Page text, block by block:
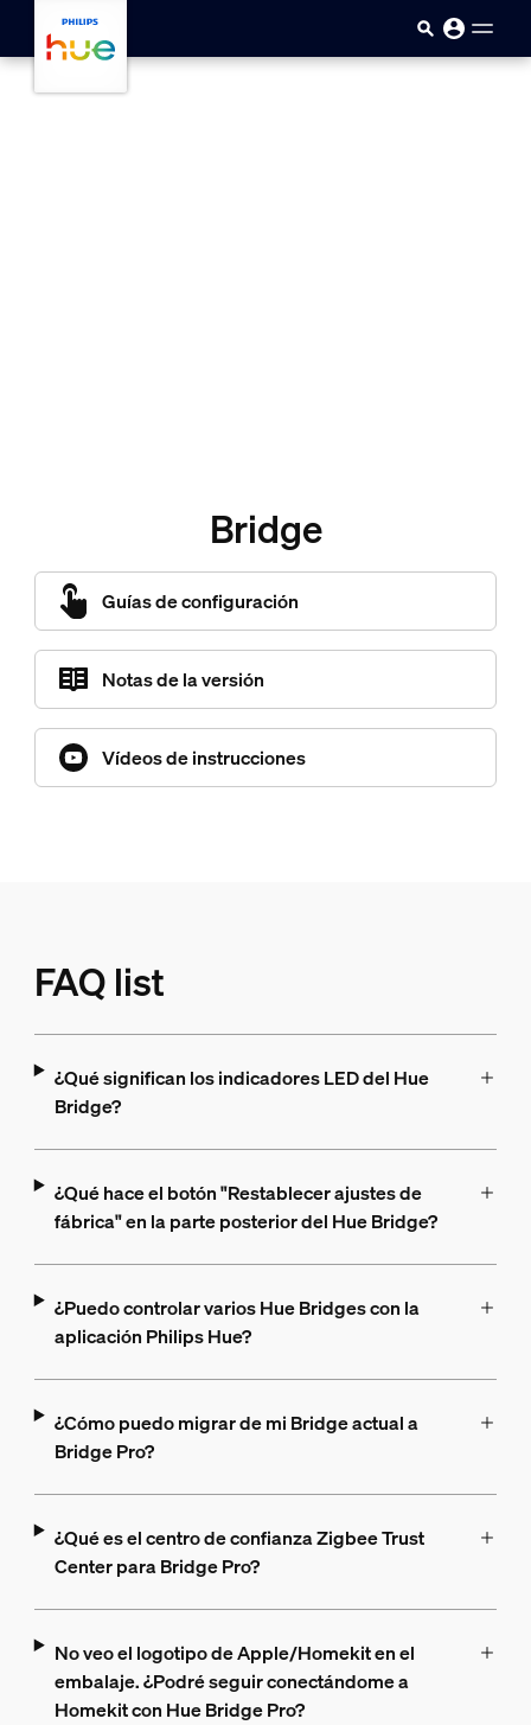
Saltar al contenido principal
Bridge
Guías de configuración
Notas de la versión
Vídeos de instrucciones
FAQ list
¿Qué significan los indicadores LED del Hue
Bridge?
¿Qué hace el botón "Restablecer ajustes de
fábrica" en la parte posterior del Hue Bridge?
¿Puedo controlar varios Hue Bridges con la
aplicación Philips Hue?
¿Cómo puedo migrar de mi Bridge actual a
Bridge Pro?
¿Qué es el centro de confianza Zigbee Trust
Center para Bridge Pro?
No veo el logotipo de Apple/Homekit en el
embalaje. ¿Podré seguir conectándome a
Homekit con Hue Bridge Pro?